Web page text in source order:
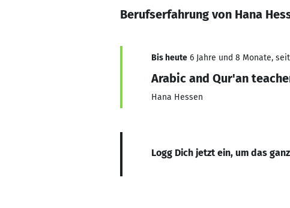
Berufserfahrung von Hana
Bis heute 6 Jahre und 8 Monate, seit
Arabic and Qur'an
Hana Hessen
Logg Dich jetzt ein, um das